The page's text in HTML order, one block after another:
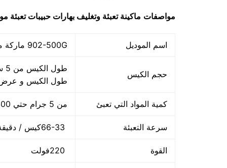
مواصفات ماكينة تعبئة وتغليف بهارات حبيبات تعبئة
اسم الموديل 902-500G ماركة مهندس منسي
حجم الكيس
طول الكيس و
كمية المواد التي تعبئ من 5 جرام حتي 500 جرام و يمكن تعديله حتي 500 جرام
سرعة التعبئة
القوة